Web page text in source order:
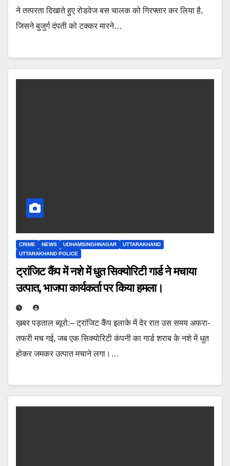
ने तत्परता दिखाते हुए रोडवेज बस चालक को गिरफ्तार कर लिया है,
जिसने बुजुर्ग दंपती को टक्कर मारने…
CRIME NEWS UDHAMSINGHNAGAR
UTTARAKHAND
UTTARAKHAND POLICE
ट्रांजिट कैंप में नशे में धुत सिक्योरिटी गार्ड ने मचाया
उत्पात, भाजपा कार्यकर्ता पर किया हमला।
ख़बर पड़ताल ब्यूरो:– ट्रांजिट कैंप इलाके में देर रात उस समय अफरा-
तफरी मच गई, जब एक सिक्योरिटी कंपनी का गार्ड शराब के नशे में धुत
होकर जमकर उत्पात मचाने लगा।…